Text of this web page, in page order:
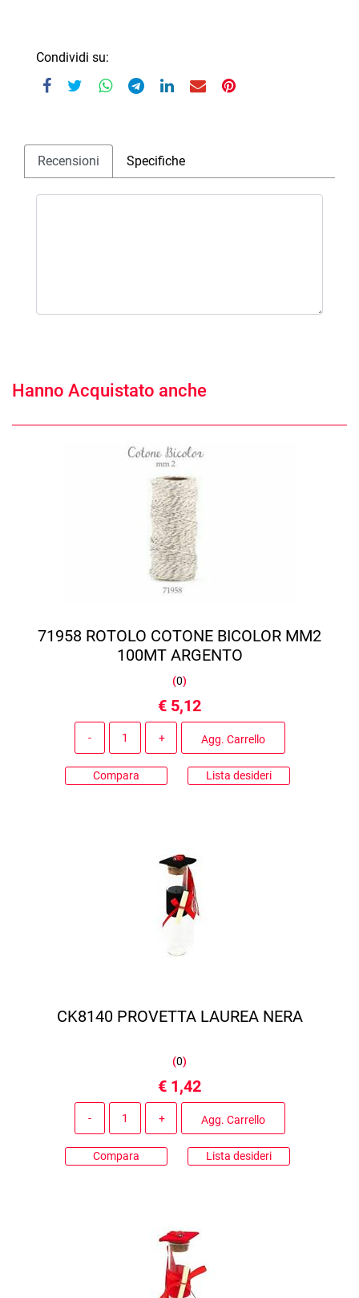
Condividi su:
Recensioni Specifiche
Hanno Acquistato anche
71958 ROTOLO COTONE BICOLOR MM2
100MT ARGENTO
(0)
€ 5,12
Agg. Carrello
Compara Lista desideri
CK8140 PROVETTA LAUREA NERA
(0)
€ 1,42
Agg. Carrello
Compara Lista desideri